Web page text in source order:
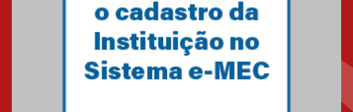
27.02.2026